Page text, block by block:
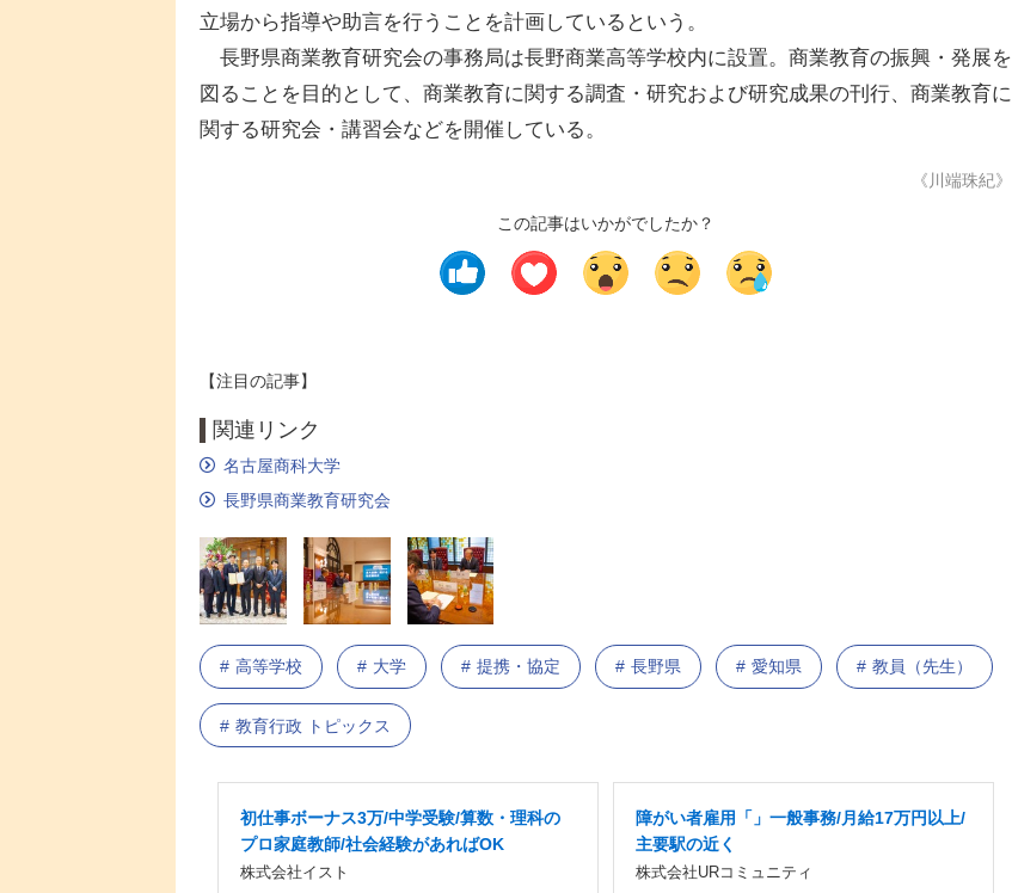
立場から指導や助言を行うことを計画しているという。
長野県商業教育研究会の事務局は長野商業高等学校内に設置。商業教育の振興・発展を
図ることを目的として、商業教育に関する調査・研究および研究成果の刊行、商業教育に
関する研究会・講習会などを開催している。
《川端珠紀》
この記事はいかがでしたか？
【注目の記事】
関連リンク
名古屋商科大学
長野県商業教育研究会
高等学校 大学 提携・協定 長野県 愛知県 教員（先生）
教育行政 トピックス
初仕事ボーナス3万/中学受験/算数・理科の
プロ家庭教師/社会経験があればOK
株式会社イスト
障がい者雇用「」一般事務/月給17万円以上/
主要駅の近く
株式会社URコミュニティ